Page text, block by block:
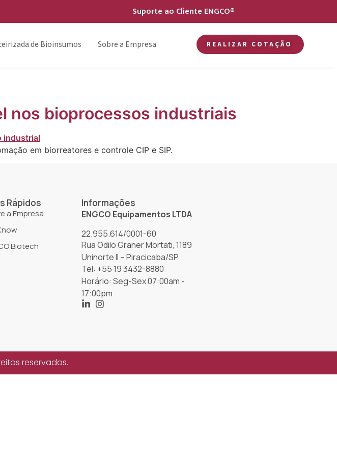
Suporte ao Cliente ENGCO®
REALIZAR COTAÇÃO
de Bioinsumos Sobre a Empresa
nos bioprocessos industriais
em biorreatores e controle CIP e SIP.
Rápidos
a Empresa
Biotech
Informações
ENGCO Equipamentos LTDA
22.955.614/0001-60
Rua Odilo Graner Mortati, 1189
Uninorte II – Piracicaba/SP
Tel: +55 19 3432-8880
Horário: Seg-Sex 07:00am -
17:00pm
reservados.